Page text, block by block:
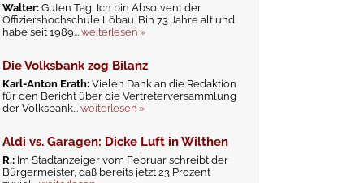
Walter:Guten Tag, Ich bin Absolvent der
Offiziershochschule Löbau. Bin 73 Jahre alt und
habe seit 1989...weiterlesen »
Die Volksbank zog Bilanz
Karl-Anton Erath:Vielen Dank an die Redaktion
für den Bericht über die Vertreterversammlung
der Volksbank...weiterlesen »
Aldi vs. Garagen: Dicke Luft in Wilthen
R.: Im Stadtanzeiger vom Februar schreibt der
Bürgermeister, daß bereits jetzt 23 Prozent